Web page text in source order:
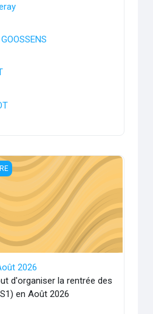
2026
2026
d'organiser la rentrée des
en Août 2026